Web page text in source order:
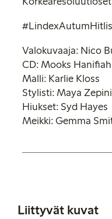
Valokuvaaja: Nico
CD: Mooks
Malli: Karlie Kloss
Stylisti: Maya
Hiukset: Syd Hayes
Meikki: Gemma
Liittyvät kuvat